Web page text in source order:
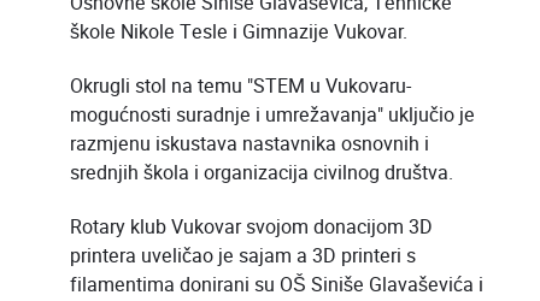
škole Nikole Tesle i Gimnazije Vukovar.
Okrugli stol na temu "STEM u Vukovaru-
mogućnosti suradnje i umrežavanja" uključio je
razmjenu iskustava nastavnika osnovnih i
srednjih škola i organizacija civilnog društva.
Rotary klub Vukovar svojom donacijom 3D
printera uveličao je sajam a 3D printeri s
filamentima donirani su OŠ Siniše Glavaševića i